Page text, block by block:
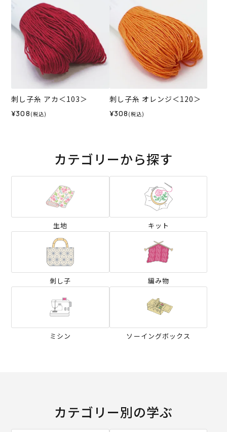
刺し子糸 アカ＜103＞
¥308 (税込)
刺し子糸 オレンジ＜120＞
¥308 (税込)
カテゴリーから探す
生地 キット
刺し子 編み物
ミシン ソーイングボックス
カテゴリー別の学ぶ